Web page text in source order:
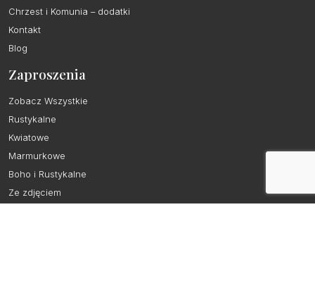
Chrzest i Komunia – dodatki
Kontakt
Blog
Zaproszenia
Zobacz Wszystkie
Rustykalne
Kwiatowe
Marmurkowe
Boho i Rustykalne
Ze zdjęciem